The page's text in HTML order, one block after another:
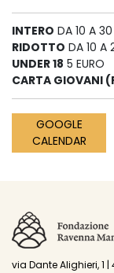
INTERO DA 10 A 30
RIDOTTO DA 10 A
UNDER 18 5 EURO
CARTA GIOVANI
GOOGLE
CALENDAR
via Dante Alighieri, 1 |